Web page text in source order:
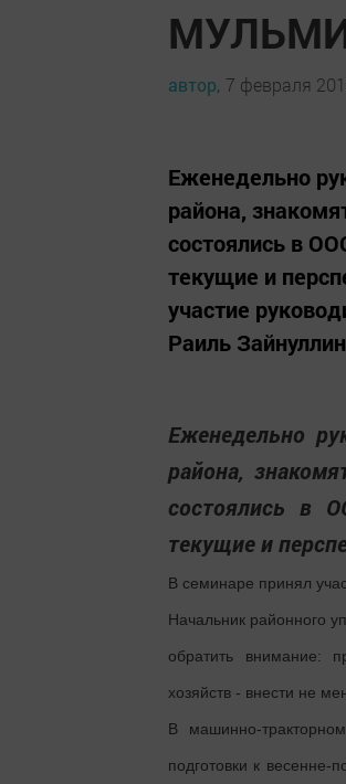
автор, 7 февраля
Еженедельно
района,
состоялись в
текущие и
участие
Раиль
Еженедельно
района,
состоялись в
текущие и
В семинаре принял
Начальник районного
обратить внимание:
хозяйств - внести не
В машинно-
подготовки к весенне-